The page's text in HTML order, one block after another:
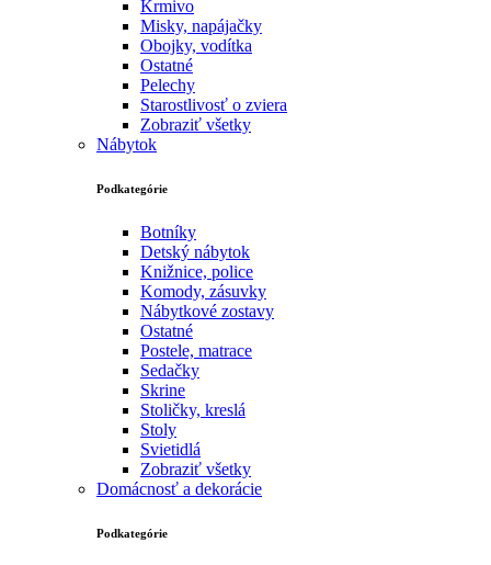
Krmivo
Misky, napájačky
Obojky, vodítka
Ostatné
Pelechy
Starostlivosť o zviera
Zobraziť všetky
Nábytok
Podkategórie
Botníky
Detský nábytok
Knižnice, police
Komody, zásuvky
Nábytkové zostavy
Ostatné
Postele, matrace
Sedačky
Skrine
Stoličky, kreslá
Stoly
Svietidlá
Zobraziť všetky
Domácnosť a dekorácie
Podkategórie